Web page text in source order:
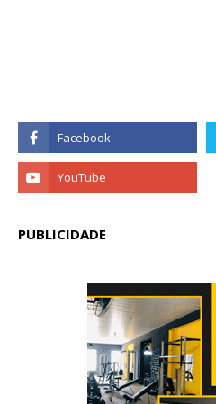
PUBLICIDADE